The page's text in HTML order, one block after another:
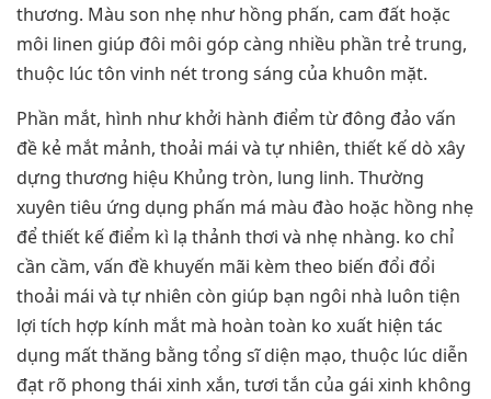
thương. Màu son nhẹ như hồng phấn, cam đất hoặc
môi linen giúp đôi môi góp càng nhiều phần trẻ trung,
thuộc lúc tôn vinh nét trong sáng của khuôn mặt.
Phần mắt, hình như khởi hành điểm từ đông đảo vấn
đề kẻ mắt mảnh, thoải mái và tự nhiên, thiết kế dò xây
dựng thương hiệu Khủng tròn, lung linh. Thường
xuyên tiêu ứng dụng phấn má màu đào hoặc hồng nhẹ
để thiết kế điểm kì lạ thảnh thơi và nhẹ nhàng. ko chỉ
cần cầm, vấn đề khuyến mãi kèm theo biến đổi đổi
thoải mái và tự nhiên còn giúp bạn ngôi nhà luôn tiện
lợi tích hợp kính mắt mà hoàn toàn ko xuất hiện tác
dụng mất thăng bằng tổng sĩ diện mạo, thuộc lúc diễn
đạt rõ phong thái xinh xắn, tươi tắn của gái xinh không